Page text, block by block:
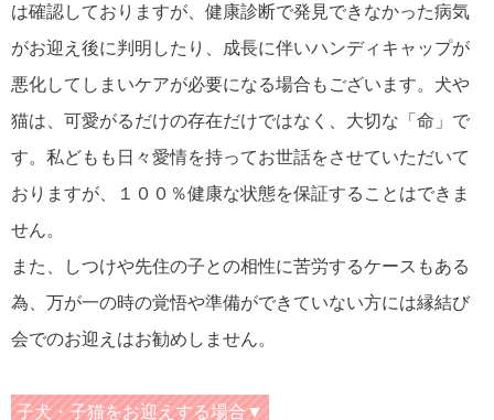
は確認しておりますが、健康診断で発見できなかった病気
がお迎え後に判明したり、成長に伴いハンディキャップが
悪化してしまいケアが必要になる場合もございます。犬や
猫は、可愛がるだけの存在だけではなく、大切な「命」で
す。私どもも日々愛情を持ってお世話をさせていただいて
おりますが、１００％健康な状態を保証することはできま
せん。
また、しつけや先住の子との相性に苦労するケースもある
為、万が一の時の覚悟や準備ができていない方には縁結び
会でのお迎えはお勧めしません。
子犬・子猫をお迎えする場合▼